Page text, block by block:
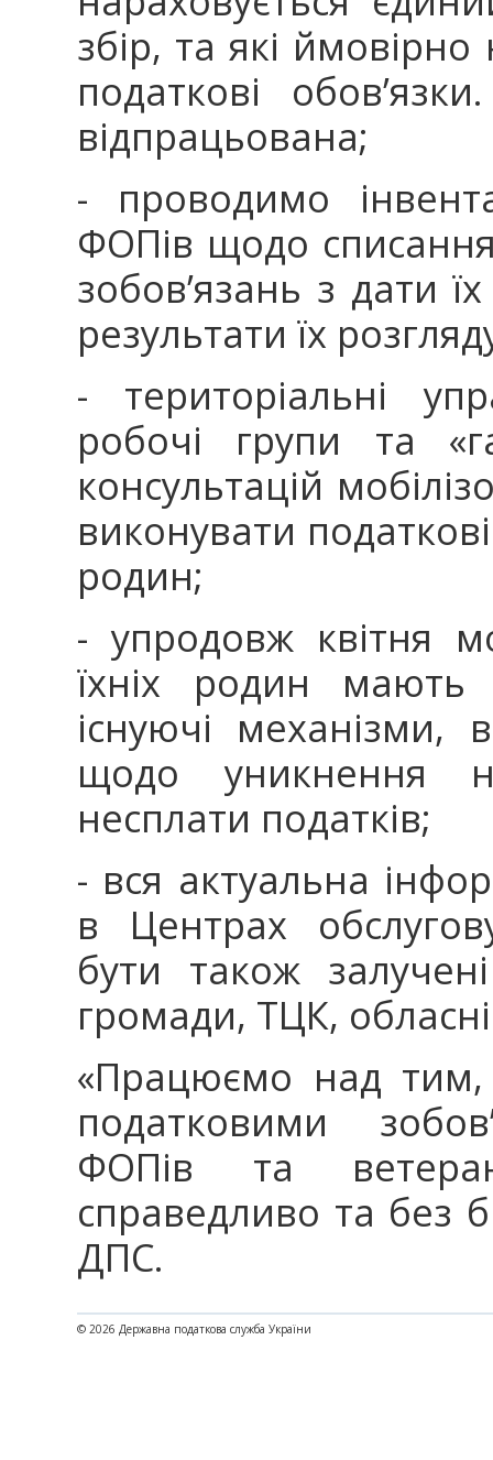
збір, та які
податкові
відпрацьована;
- проводимо
ФОПів щодо
зобов’язань з дати
результати їх
- територіальні
робочі групи та
консультацій
виконувати
родин;
- упродовж квітня
їхніх родин мають
існуючі механізми,
щодо уникнення
несплати податків;
- вся актуальна
в Центрах
бути також
громади, ТЦК, обласні
«Працюємо над тим,
податковими
ФОПів та
справедливо та без
ДПС.
© 2026 Державна податкова служба України